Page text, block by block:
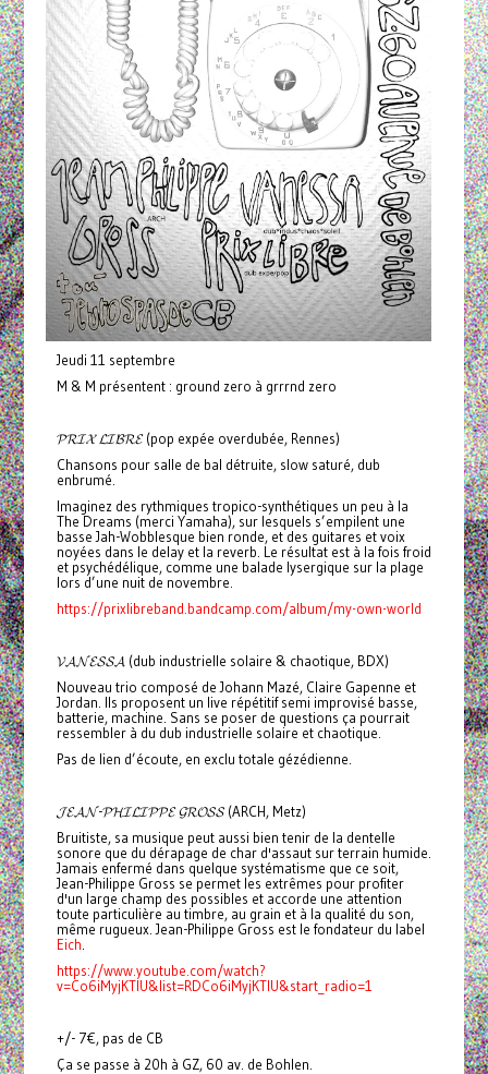
Jeudi 11 septembre
M & M présentent : ground zero à grrrnd zero
𝓟𝓡𝓘𝓧 𝓛𝓘𝓑𝓡𝓔 (pop expée overdubée, Rennes)
Chansons pour salle de bal détruite, slow saturé, dub
enbrumé.
Imaginez des rythmiques tropico-synthétiques un peu à la
The Dreams (merci Yamaha), sur lesquels s’empilent une
basse Jah-Wobblesque bien ronde, et des guitares et voix
noyées dans le delay et la reverb. Le résultat est à la fois froid
et psychédélique, comme une balade lysergique sur la plage
lors d’une nuit de novembre.
https://prixlibreband.bandcamp.com/album/my-own-world
𝓥𝓐𝓝𝓔𝓢𝓢𝓐 (dub industrielle solaire & chaotique, BDX)
Nouveau trio composé de Johann Mazé, Claire Gapenne et
Jordan. Ils proposent un live répétitif semi improvisé basse,
batterie, machine. Sans se poser de questions ça pourrait
ressembler à du dub industrielle solaire et chaotique.
Pas de lien d’écoute, en exclu totale gézédienne.
𝓙𝓔𝓐𝓝-𝓟𝓗𝓘𝓛𝓘𝓟𝓟𝓔 𝓖𝓡𝓞𝓢𝓢 (ARCH, Metz)
Bruitiste, sa musique peut aussi bien tenir de la dentelle
sonore que du dérapage de char d'assaut sur terrain humide.
Jamais enfermé dans quelque systématisme que ce soit,
Jean-Philippe Gross se permet les extrêmes pour profiter
d'un large champ des possibles et accorde une attention
toute particulière au timbre, au grain et à la qualité du son,
même rugueux. Jean-Philippe Gross est le fondateur du label
Eich
https://www.youtube.com/watch?
v=Co6iMyjKTlU&list=RDCo6iMyjKTlU&start_radio=1
+/- 7€, pas de CB
Ça se passe à 20h à GZ, 60 av. de Bohlen.